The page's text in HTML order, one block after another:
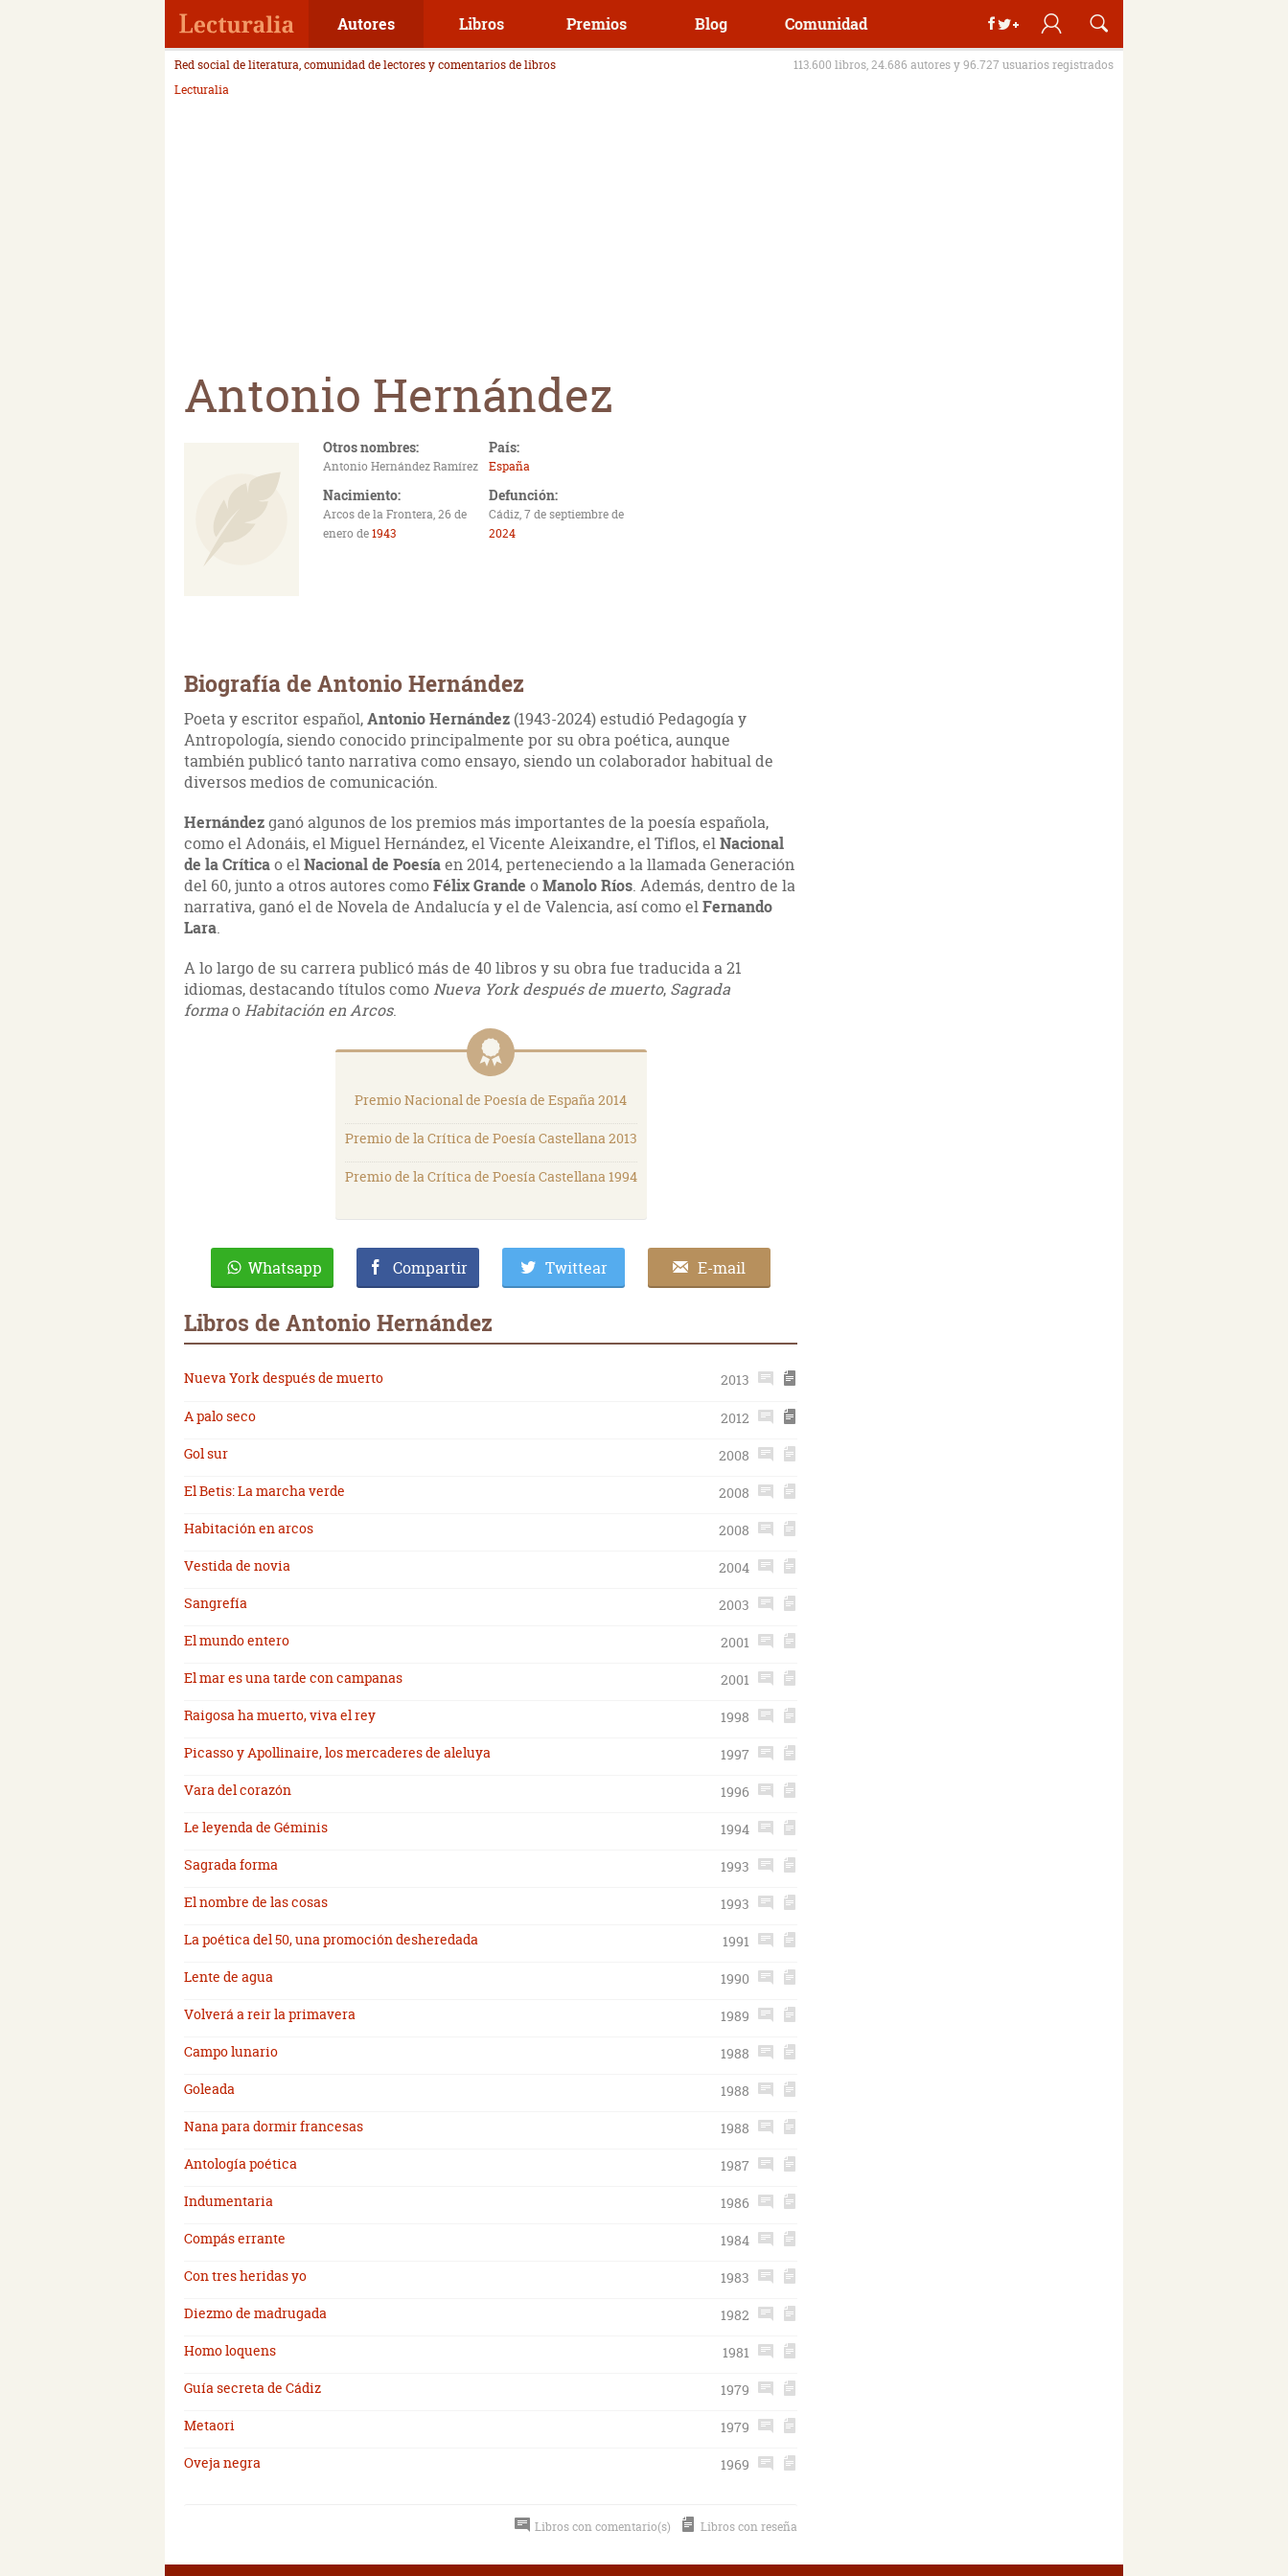
Autores Libros Premios Blog Comunidad
Red social de literatura, comunidad de lectores y comentarios de libros
113.600 libros, 24.686 autores y 96.727 usuarios registrados
Lecturalia
Antonio Hernández
Otros nombres:
Antonio Hernández Ramírez
País:
España
Nacimiento:
Arcos de la Frontera, 26 de
enero de1943
Defunción:
Cádiz, 7 de septiembre de
2024
Biografía de Antonio Hernández
Poeta y escritor español,Antonio Hernández (1943-2024) estudió Pedagogía y
Antropología, siendo conocido principalmente por su obra poética, aunque
también publicó tanto narrativa como ensayo, siendo un colaborador habitual de
diversos medios de comunicación.
Hernándezganó algunos de los premios más importantes de la poesía española,
como el Adonáis, el Miguel Hernández, el Vicente Aleixandre, el Tiflos, elNacional
de la Críticao elNacional de Poesíaen 2014, perteneciendo a la llamada Generación
del 60, junto a otros autores comoFélix Grande oManolo Ríos. Además, dentro de la
narrativa, ganó el de Novela de Andalucía y el de Valencia, así como elFernando
Lara.
A lo largo de su carrera publicó más de 40 libros y su obra fue traducida a 21
idiomas, destacando títulos comoNueva York después de muerto, Sagrada
formaoHabitación en Arcos.
Premio Nacional de Poesía de España 2014
Premio de la Crítica de Poesía Castellana 2013
Premio de la Crítica de Poesía Castellana 1994
Whatsapp Compartir Twittear E-mail
Libros de Antonio Hernández
Nueva York después de muerto
2013
A palo seco
2012
Gol sur
2008
El Betis: La marcha verde
2008
Habitación en arcos
2008
Vestida de novia
2004
Sangrefía
2003
El mundo entero
2001
El mar es una tarde con campanas
2001
Raigosa ha muerto, viva el rey
1998
Picasso y Apollinaire, los mercaderes de aleluya
1997
Vara del corazón
1996
Le leyenda de Géminis
1994
Sagrada forma
1993
El nombre de las cosas
1993
La poética del 50, una promoción desheredada
1991
Lente de agua
1990
Volverá a reir la primavera
1989
Campo lunario
1988
Goleada
1988
Nana para dormir francesas
1988
Antología poética
1987
Indumentaria
1986
Compás errante
1984
Con tres heridas yo
1983
Diezmo de madrugada
1982
Homo loquens
1981
Guía secreta de Cádiz
1979
Metaori
1979
Oveja negra
1969
Libros con comentario(s) Libros con reseña